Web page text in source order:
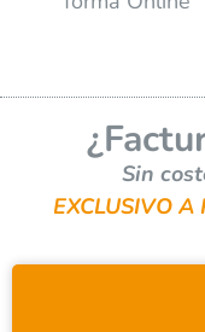
Sin
EXCLUSIVO A